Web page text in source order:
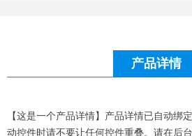
产品详情
【这是一个产品详情】产品详情已自动绑
动控件时请不要让任何控件重叠。请在后